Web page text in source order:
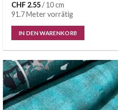
CHF 2.55/ 10 cm
91.7 Meter vorrätig
IN DEN WARENKORB
Auf die
Wunschliste